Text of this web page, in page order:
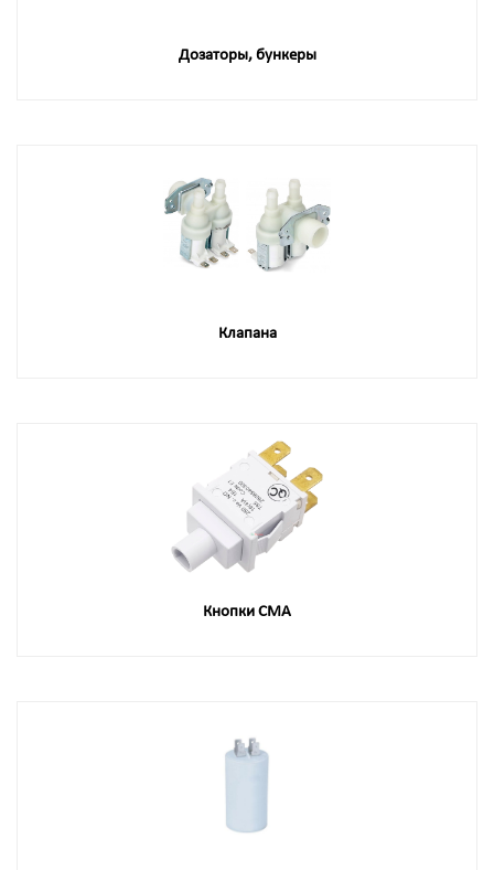
Дозаторы, бункеры
Клапана
Кнопки СМА